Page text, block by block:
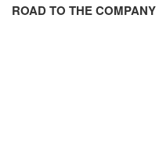
Fujian LEAD
ROAD TO THE COMPANY